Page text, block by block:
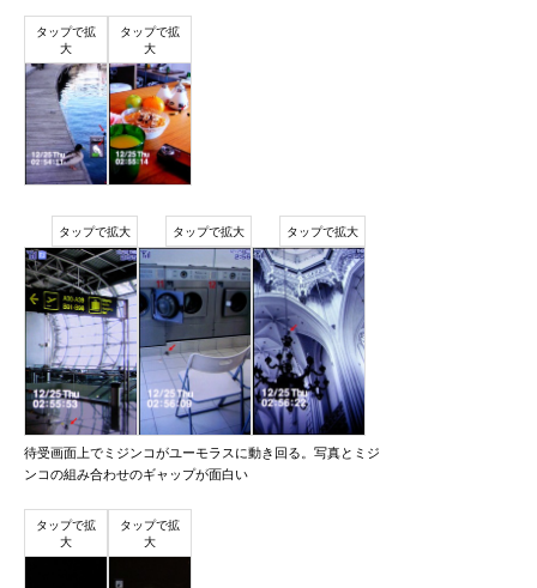
待受画面上でミジンコがユーモラスに動き回る。写真とミジ
ンコの組み合わせのギャップが面白い